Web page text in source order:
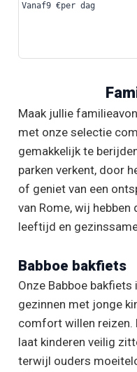
Vanaf9 €per dag
Maak jullie
met onze selectie
gemakkelijk te
parken verkent, door
of geniet van een
van Rome, wij
leeftijd en
Babboe bakfiets
Onze Babboe
gezinnen met jonge
comfort willen reizen.
laat kinderen veilig
terwijl ouders